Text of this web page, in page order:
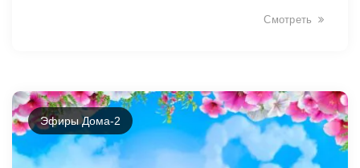
Смотреть
Эфиры Дома-2